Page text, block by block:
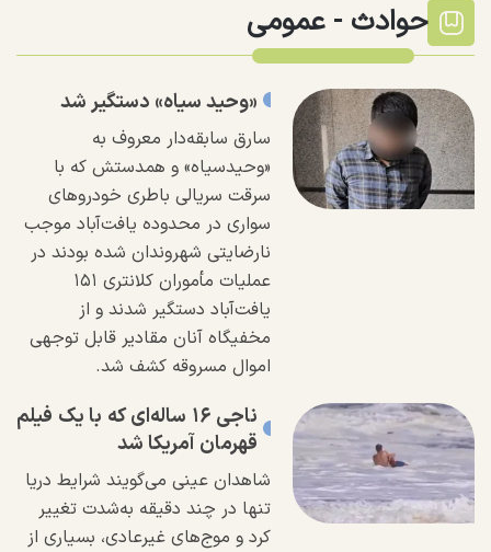
حوادث -عمومی
«وحید سیاه» دستگیر شد
سارق سابقه‌دار معروف به
«وحیدسیاه» و همدستش که با
سرقت سریالی باطری خودرو‌های
سواری در محدوده یافت‌آباد موجب
نارضایتی شهروندان شده بودند در
عملیات مأموران کلانتری ۱۵۱
یافت‌آباد دستگیر شدند و از
مخفیگاه آنان مقادیر قابل توجهی
اموال مسروقه کشف شد.
ناجی ۱۶ ساله‌ای که با یک فیلم
قهرمان آمریکا شد
شاهدان عینی می‌گویند شرایط دریا
تنها در چند دقیقه به‌شدت تغییر
کرد و موج‌های غیرعادی، بسیاری از